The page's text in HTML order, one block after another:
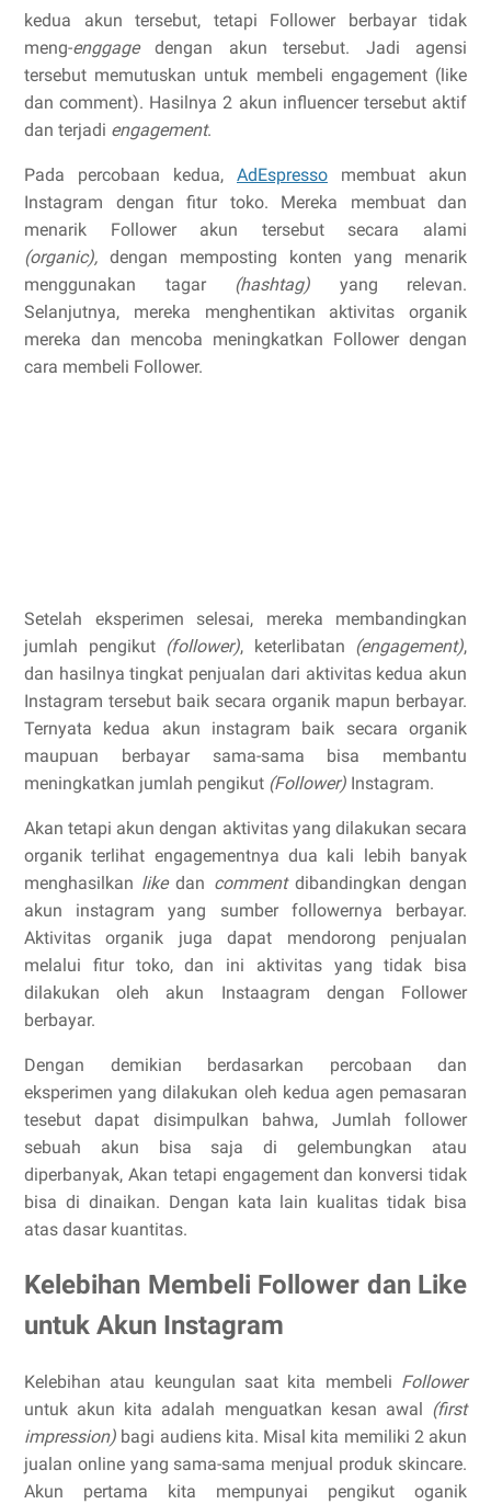
kedua akun tersebut, tetapi Follower berbayar tidak
meng-enggagedengan akun tersebut. Jadi agensi
tersebut memutuskan untuk membeli engagement (like
dan comment). Hasilnya 2 akun influencer tersebut aktif
dan terjadi engagement.
Pada percobaan kedua, AdEspresso membuat akun
Instagram dengan fitur toko. Mereka membuat dan
menarik Follower akun tersebut secara alami
(organic), dengan memposting konten yang menarik
menggunakan tagar (hashtag) yang relevan.
Selanjutnya, mereka menghentikan aktivitas organik
mereka dan mencoba meningkatkan Follower dengan
cara membeli Follower.
Setelah eksperimen selesai, mereka membandingkan
jumlah pengikut (follower), keterlibatan (engagement),
dan hasilnya tingkat penjualan dari aktivitas kedua akun
Instagram tersebut baik secara organik mapun berbayar.
Ternyata kedua akun instagram baik secara organik
maupuan berbayar sama-sama bisa membantu
meningkatkan jumlah pengikut (Follower) Instagram.
Akan tetapi akun dengan aktivitas yang dilakukan secara
organik terlihat engagementnya dua kali lebih banyak
menghasilkan likedan commentdibandingkan dengan
akun instagram yang sumber followernya berbayar.
Aktivitas organik juga dapat mendorong penjualan
melalui fitur toko, dan ini aktivitas yang tidak bisa
dilakukan oleh akun Instaagram dengan Follower
berbayar.
Dengan demikian berdasarkan percobaan dan
eksperimen yang dilakukan oleh kedua agen pemasaran
tesebut dapat disimpulkan bahwa, Jumlah follower
sebuah akun bisa saja di gelembungkan atau
diperbanyak, Akan tetapi engagement dan konversi tidak
bisa di dinaikan. Dengan kata lain kualitas tidak bisa
atas dasar kuantitas.
Kelebihan Membeli Follower dan Like
untuk Akun Instagram
Kelebihan atau keungulan saat kita membeli Follower
untuk akun kita adalah menguatkan kesan awal (first
impression) bagi audiens kita. Misal kita memiliki 2 akun
jualan online yang sama-sama menjual produk skincare.
Akun pertama kita mempunyai pengikut oganik